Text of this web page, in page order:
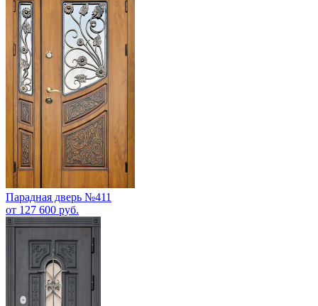
Парадная дверь №411
от 127 600 руб.